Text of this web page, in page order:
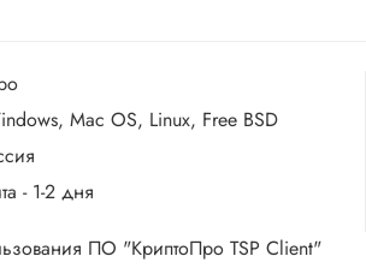
Mac OS, Linux, Free BSD
- 1-2 дня
ПО "КриптоПро TSP Client"